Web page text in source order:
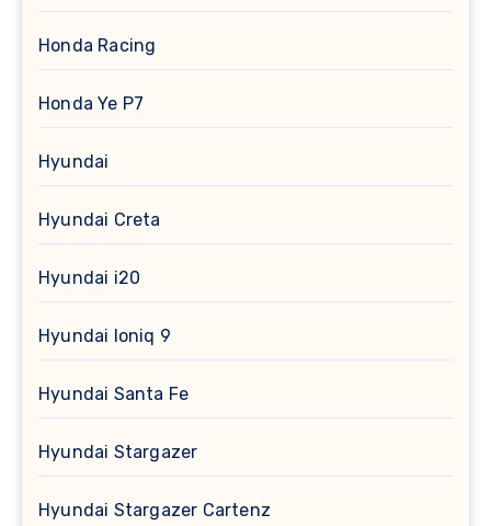
Honda Racing
Honda Ye P7
Hyundai
Hyundai Creta
Hyundai i20
Hyundai Ioniq 9
Hyundai Santa Fe
Hyundai Stargazer
Hyundai Stargazer Cartenz